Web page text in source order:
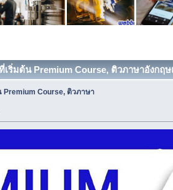
ริ่มต้น Premium Course, ติวภาษาอังกฤ
Course, ติวภาษา